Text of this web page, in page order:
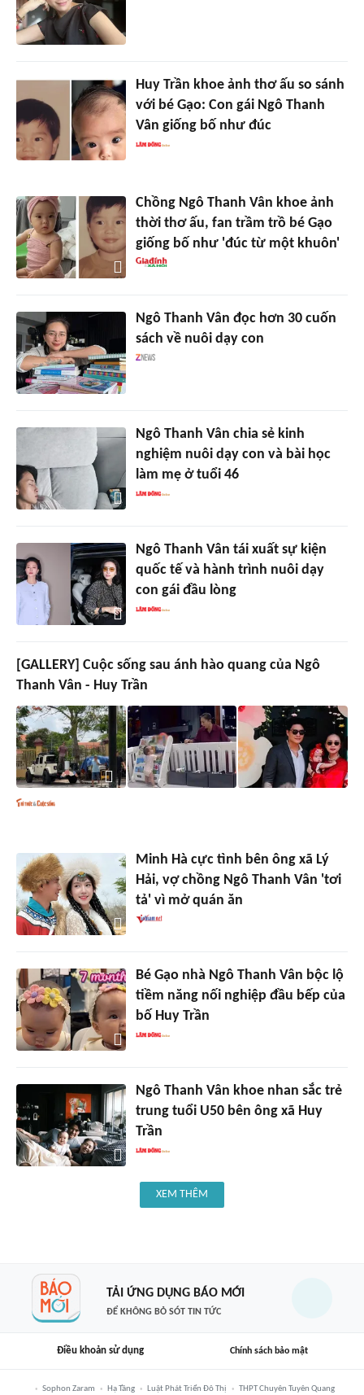
Huy Trần khoe ảnh thơ ấu so sánh
với bé Gạo: Con gái Ngô Thanh
Vân giống bố như đúc
Chồng Ngô Thanh Vân khoe ảnh
thời thơ ấu, fan trầm trồ bé Gạo
giống bố như 'đúc từ một khuôn'
Ngô Thanh Vân đọc hơn 30 cuốn
sách về nuôi dạy con
Ngô Thanh Vân chia sẻ kinh
nghiệm nuôi dạy con và bài học
làm mẹ ở tuổi 46
Ngô Thanh Vân tái xuất sự kiện
quốc tế và hành trình nuôi dạy
con gái đầu lòng
[GALLERY] Cuộc sống sau ánh hào quang của Ngô
Thanh Vân - Huy Trần
Minh Hà cực tình bên ông xã Lý
Hải, vợ chồng Ngô Thanh Vân 'tơi
tả' vì mở quán ăn
Bé Gạo nhà Ngô Thanh Vân bộc lộ
tiềm năng nối nghiệp đầu bếp của
bố Huy Trần
Ngô Thanh Vân khoe nhan sắc trẻ
trung tuổi U50 bên ông xã Huy
Trần
XEM THÊM
TẢI ỨNG DỤNG BÁO MỚI
ĐỂ KHÔNG BỎ SÓT TIN TỨC
Điều khoản sử dụng Chính sách bảo mật
Sophon Zaram Hạ Tầng Luật Phát Triển Đô Thị THPT Chuyên Tuyên Quang